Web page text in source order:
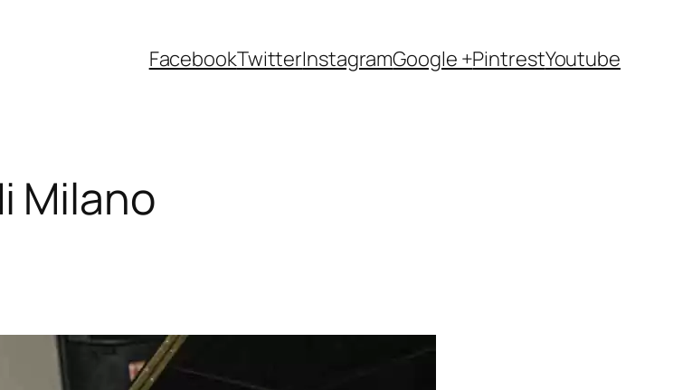
FacebookTwitterInstagramGoogle +PintrestYoutube
Milano